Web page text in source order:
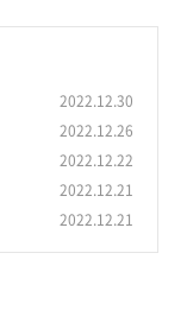
2022.12.30
2022.12.26
2022.12.22
2022.12.21
2022.12.21